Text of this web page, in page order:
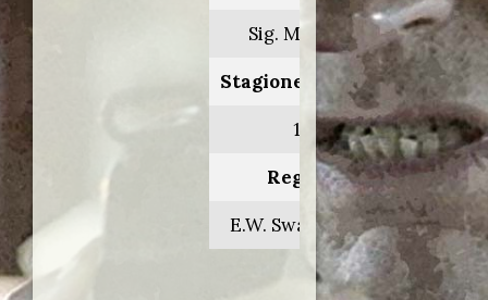
Sig. Mendoza
Stagione.Episodio:
1.11
Regia di:
E.W. Swackhamer